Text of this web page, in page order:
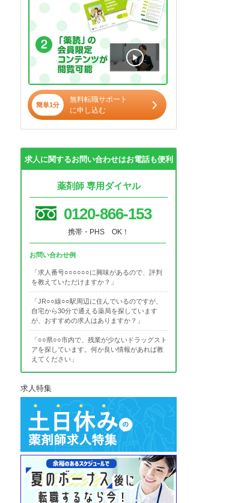
簡単1分
無料転職サポート
に申し込む
求人に関するお問い合わせはお電話も便利
薬剤師 専用ダイヤル
0120-866-153
携帯・PHS OK！
お問い合わせ例
「求人番号○○○○○○に興味があるので、評判
を教えていただけますか？」
「JR○○線○○駅周辺に住んでいるのですが、
自宅から30分で通える薬局を探しています
が、おすすめの求人はありますか？」
「○○県○○市内で、残業が少ないドラッグスト
アを探しています。何か良い情報があれば教
えてください」
求人特集